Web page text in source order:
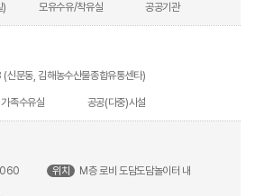
) 모유수유/착유실 공공기관
신문동, 김해농수산물종합유통센타)
가족수유실 공공(다중)시설
위치 M층 로비 도담도담놀이터 내